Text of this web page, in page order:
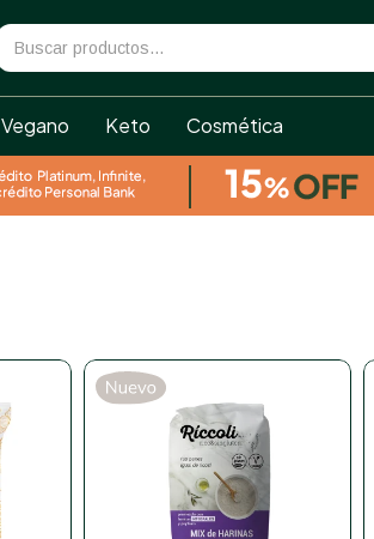
Vegano Keto Cosmética